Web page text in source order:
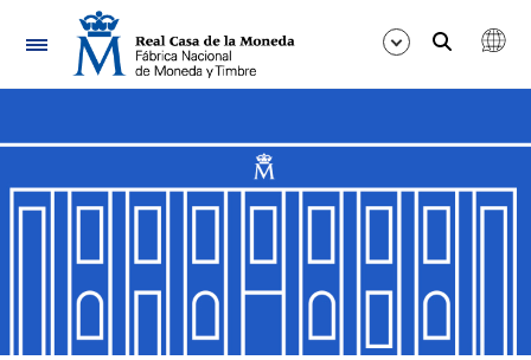
Nabigazioa
Erakutsi/Ezkutatu
Erakutsi/Ezkutatu
Erakutsi/Ezkutatu